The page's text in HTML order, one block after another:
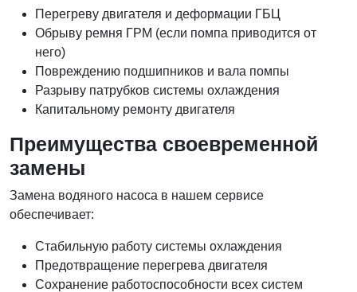
Перегреву двигателя и деформации ГБЦ
Обрыву ремня ГРМ (если помпа приводится от
него)
Повреждению подшипников и вала помпы
Разрыву патрубков системы охлаждения
Капитальному ремонту двигателя
Преимущества своевременной
замены
Замена водяного насоса в нашем сервисе
обеспечивает:
Стабильную работу системы охлаждения
Предотвращение перегрева двигателя
Сохранение работоспособности всех систем